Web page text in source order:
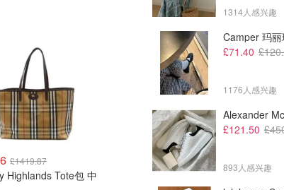
£1419.87
Highlands Tote包 中
£898.87 £1725.03
Burberry Checked 抽绳水桶包
1314人感兴趣
Camper 玛
£71.40
1176人感兴趣
Alexander
£121.50
893人感兴趣